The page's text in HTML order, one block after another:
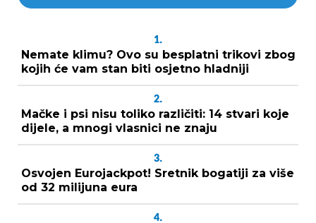
1.
Nemate klimu? Ovo su besplatni trikovi zbog
kojih će vam stan biti osjetno hladniji
2.
Mačke i psi nisu toliko različiti: 14 stvari koje
dijele, a mnogi vlasnici ne znaju
3.
Osvojen Eurojackpot! Sretnik bogatiji za više
od 32 milijuna eura
4.